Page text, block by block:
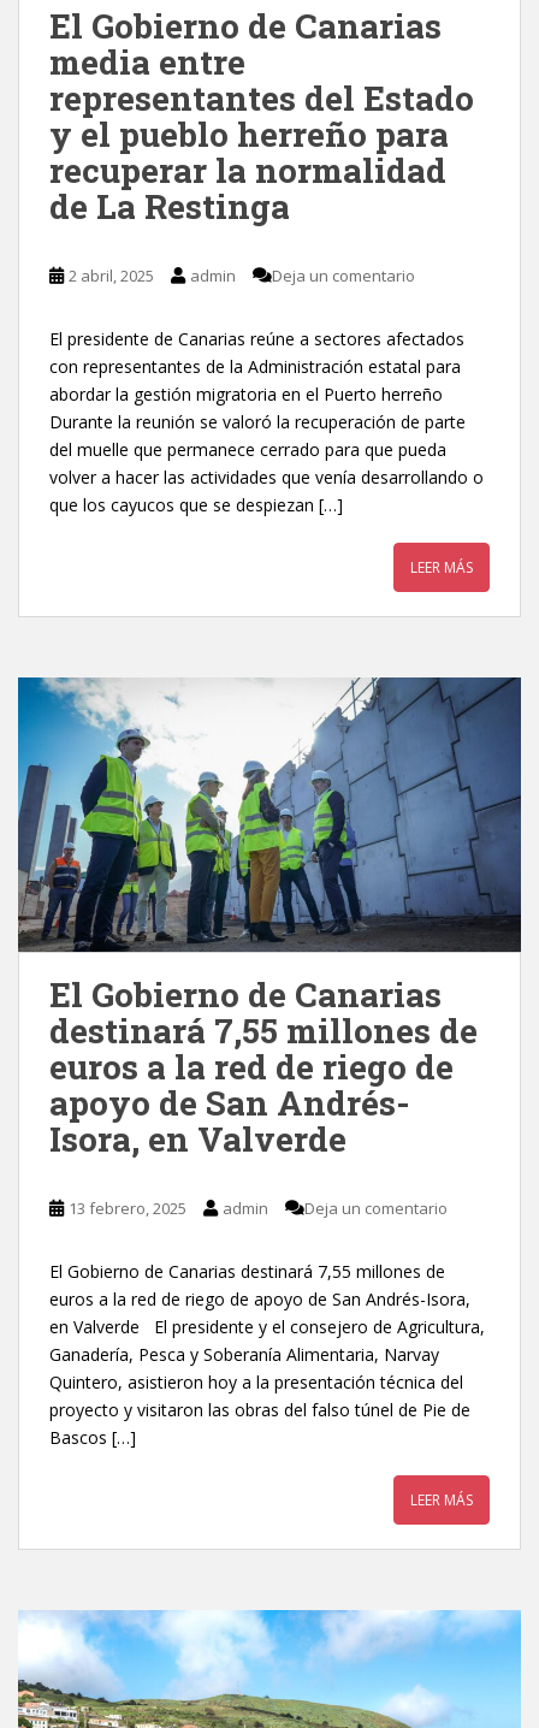
El Gobierno de Canarias
media entre
representantes del Estado
y el pueblo herreño para
recuperar la normalidad
de La Restinga
2 abril, 2025 admin Deja un comentario
El presidente de Canarias reúne a sectores afectados
con representantes de la Administración estatal para
abordar la gestión migratoria en el Puerto herreño
Durante la reunión se valoró la recuperación de parte
del muelle que permanece cerrado para que pueda
volver a hacer las actividades que venía desarrollando o
que los cayucos que se despiezan […]
LEER MÁS
El Gobierno de Canarias
destinará 7,55 millones de
euros a la red de riego de
apoyo de San Andrés-
Isora, en Valverde
13 febrero, 2025 admin Deja un comentario
El Gobierno de Canarias destinará 7,55 millones de
euros a la red de riego de apoyo de San Andrés-Isora,
en Valverde El presidente y el consejero de Agricultura,
Ganadería, Pesca y Soberanía Alimentaria, Narvay
Quintero, asistieron hoy a la presentación técnica del
proyecto y visitaron las obras del falso túnel de Pie de
Bascos […]
LEER MÁS